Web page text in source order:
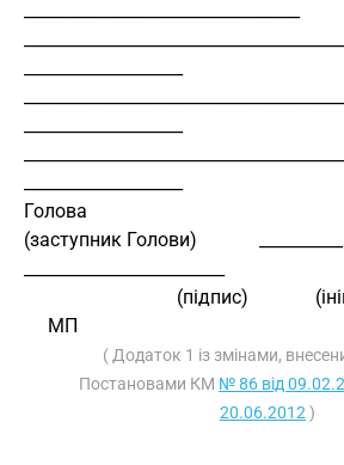
Голова
(заступник Голови)             __________
     МП
( Додаток 1 із змінами,
Постановами КМ № 86 від
20.06.2012 )